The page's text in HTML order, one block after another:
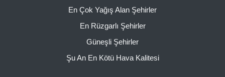
En Çok Yağış Alan Şehirler
En Rüzgarlı Şehirler
Güneşli Şehirler
Şu An En Kötü Hava Kalitesi